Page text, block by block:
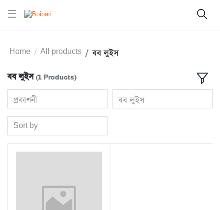
Home All products বব লুইস
বব লুইস(1 Products)
প্রকাশনী বব লুইস
Sort by